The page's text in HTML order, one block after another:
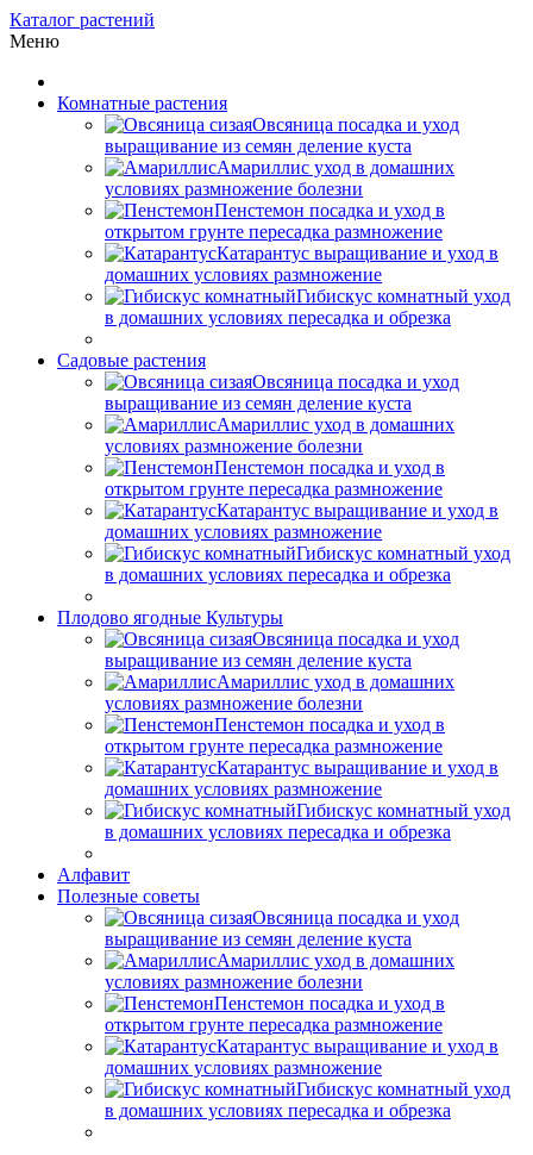
Каталог растений
Меню
Комнатные растения
Овсяница посадка и уход
выращивание из семян деление куста
Амариллис уход в домашних
условиях размножение болезни
Пенстемон посадка и уход в
открытом грунте пересадка размножение
Катарантус выращивание и уход в
домашних условиях размножение
Гибискус комнатный уход
в домашних условиях пересадка и обрезка
Садовые растения
Овсяница посадка и уход
выращивание из семян деление куста
Амариллис уход в домашних
условиях размножение болезни
Пенстемон посадка и уход в
открытом грунте пересадка размножение
Катарантус выращивание и уход в
домашних условиях размножение
Гибискус комнатный уход
в домашних условиях пересадка и обрезка
Плодово ягодные Культуры
Овсяница посадка и уход
выращивание из семян деление куста
Амариллис уход в домашних
условиях размножение болезни
Пенстемон посадка и уход в
открытом грунте пересадка размножение
Катарантус выращивание и уход в
домашних условиях размножение
Гибискус комнатный уход
в домашних условиях пересадка и обрезка
Алфавит
Полезные советы
Овсяница посадка и уход
выращивание из семян деление куста
Амариллис уход в домашних
условиях размножение болезни
Пенстемон посадка и уход в
открытом грунте пересадка размножение
Катарантус выращивание и уход в
домашних условиях размножение
Гибискус комнатный уход
в домашних условиях пересадка и обрезка